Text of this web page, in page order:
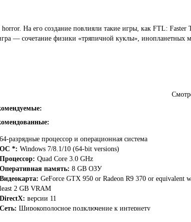
На его создание повлияли такие игры, как FTL: Faster
— сочетание физики «тряпичной куклы», инопланетных
поверхность покрыта льдами, так что жизнь
64-разрядные процессор и операционная система
ОС *: Windows 7/8.1/10 (64-bit versions)
Процессор: Quad Core 3.0 GHz
Оперативная память: 8 GB ОЗУ
Видеокарта: GeForce GTX 950 or Radeon R9 370 or equivalent
least 2 GB VRAM
DirectX: версии 11
Сеть: Широкополосное подключение к интернету